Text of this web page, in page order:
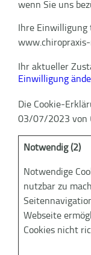
wenn Sie uns
Ihre
Ihr aktueller
Einwilligung
Die Cookie-
03/07/2023 von
Notwendig (2)
Notwendige
nutzbar zu
Webseite
Cookies nicht